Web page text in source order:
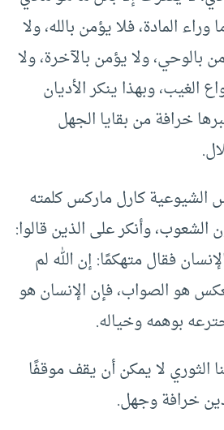
المادة، فلا يؤمن بالله، ولا
بالوحي، ولا يؤمن بالآخرة، ولا
الغيب، وبهذا ينكر الأديان
خرافة من بقايا الجهل
كارل ماركس كلمته
الشعوب، وأنكر على الذين قالوا:
فقال متهكمًا: إن الله لم
هو الصواب، فإن الإنسان هو
بوهمه وخياله.
الثوري لا يمكن أن يقف موقفًا
خرافة وجهل.